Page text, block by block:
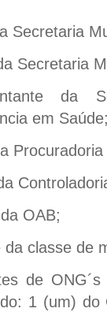
Secretaria
Secretaria
da
em
OAB;
classe de
de
1 (um)